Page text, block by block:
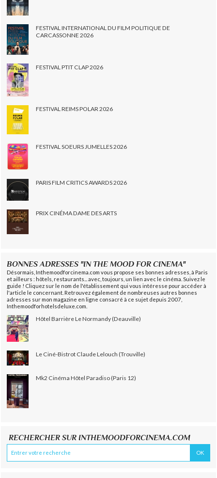
FESTIVAL INTERNATIONAL DU FILM POLITIQUE DE
CARCASSONNE 2026
FESTIVAL PTIT CLAP 2026
FESTIVAL REIMS POLAR 2026
FESTIVAL SOEURS JUMELLES 2026
PARIS FILM CRITICS AWARDS 2026
PRIX CINÉMA DAME DES ARTS
BONNES ADRESSES "IN THE MOOD FOR CINEMA"
Désormais, Inthemoodforcinema.com vous propose ses bonnes adresses, à Paris
et ailleurs : hôtels, restaurants... avec, toujours, un lien avec le cinéma. Suivez le
guide ! Cliquez sur le nom de l'établissement qui vous intéresse pour accéder à
l'article le concernant. Retrouvez également de nombreuses autres bonnes
adresses sur mon magazine en ligne consacré à ce sujet depuis 2007,
Inthemoodforhotelsdeluxe.com.
Hôtel Barrière Le Normandy (Deauville)
Le Ciné-Bistrot Claude Lelouch (Trouville)
Mk2 Cinéma Hôtel Paradiso (Paris 12)
RECHERCHER SUR INTHEMOODFORCINEMA.COM